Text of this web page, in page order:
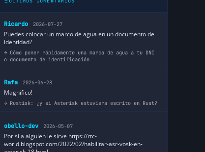
Ricardo 2026-07-27
Puedes colocar un marco de agua en un documento de
identidad?
Cómo poner rápidamente una marca de agua a tu DNI
o documento de identificación
Rafa 2026-06-28
Magnifico!
Rustisk: ¿y si Asterisk estuviera escrito en Rust?
obello-dev 2026-05-07
Por si a alguien le sirve https://rtc-
world.blogspot.com/2022/02/habilitar-asr-vosk-en-